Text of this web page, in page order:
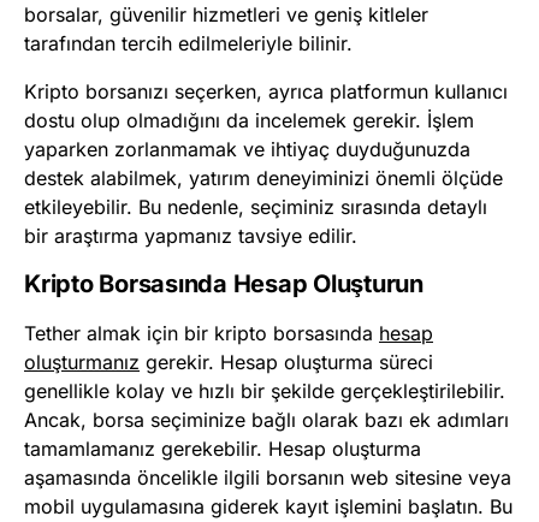
borsalar, güvenilir hizmetleri ve geniş kitleler
tarafından tercih edilmeleriyle bilinir.
Kripto borsanızı seçerken, ayrıca platformun kullanıcı
dostu olup olmadığını da incelemek gerekir. İşlem
yaparken zorlanmamak ve ihtiyaç duyduğunuzda
destek alabilmek, yatırım deneyiminizi önemli ölçüde
etkileyebilir. Bu nedenle, seçiminiz sırasında detaylı
bir araştırma yapmanız tavsiye edilir.
Kripto Borsasında Hesap Oluşturun
Tether almak için bir kripto borsasında hesap
oluşturmanız gerekir. Hesap oluşturma süreci
genellikle kolay ve hızlı bir şekilde gerçekleştirilebilir.
Ancak, borsa seçiminize bağlı olarak bazı ek adımları
tamamlamanız gerekebilir. Hesap oluşturma
aşamasında öncelikle ilgili borsanın web sitesine veya
mobil uygulamasına giderek kayıt işlemini başlatın. Bu